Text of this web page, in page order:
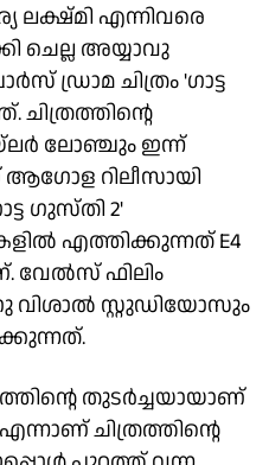
എന്നിവരെ
ചെല്ല അയ്യാവു
ഡ്രാമ ചിത്രം 'ഗാട്ട
ചിത്രത്തിന്റെ
ലോഞ്ചും ഇന്ന്
ആഗോള റിലീസായി
ഗുസ്തി 2'
എത്തിക്കുന്നത് E4
വേല്‍സ് ഫിലിം
സ്റ്റുഡിയോസും
തുടര്‍ച്ചയായാണ്
ചിത്രത്തിന്റെ